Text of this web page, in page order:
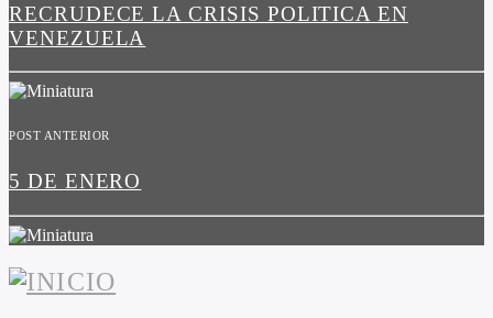
RECRUDECE LA CRISIS POLITICA EN
VENEZUELA
POST ANTERIOR
5 DE ENERO